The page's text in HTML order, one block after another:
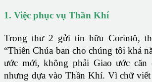
1. Việc phục vụ Thần Khí
Trong thư 2 gửi tín hữu Corintô,
“Thiên Chúa ban cho chúng tôi khả
ước mới, không phải Giao ước căn
nhưng dựa vào Thần Khí. Vì chữ